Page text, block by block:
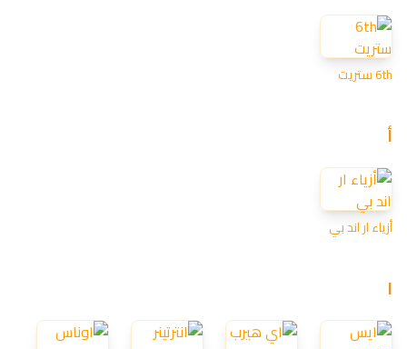
6th ستريت
أ
أزياء ار اند بي
ا